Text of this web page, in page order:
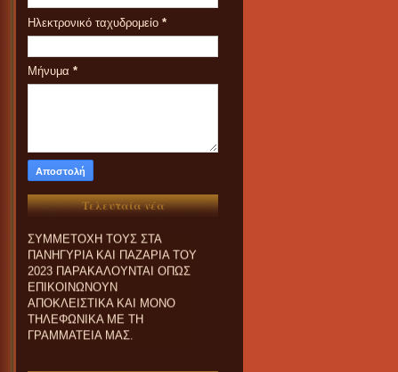
Ηλεκτρονικό ταχυδρομείο *
Μήνυμα *
Τελευταία νέα
ΕΝΔΙΑΦΕΡΟΝΤΑΙ ΓΙΑ
ΠΑΝΗΓΥΡΙΑ ΚΑΙ ΠΑZΑΡΙΑ ΤΟΥ
2023 ΠΑΡΑΚΑΛΟΥΝΤΑΙ ΟΠΩΣ
ΕΠΙΚΟΙΝΩΝΟΥΝ
ΑΠΟΚΛΕΙΣΤΙΚΑ ΚΑΙ ΜΟΝΟ
ΤΗΛΕΦΩΝΙΚΑ ΜΕ ΤΗ
ΓΡΑΜΜΑΤΕΙΑ ΜΑΣ.